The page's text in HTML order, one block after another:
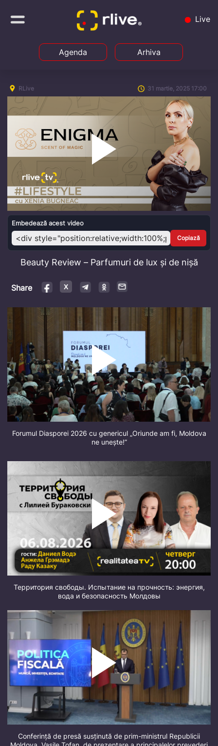
Live
Agenda Arhiva
RLive 31 martie, 2025 17:00
Play
Video
Embedează acest video
Copiază
Beauty Review – Parfumuri de lux și de nișă
Share
Forumul Diasporei 2026 cu genericul „Oriunde am fi, Moldova
ne unește!”
Территория свободы. Испытание на прочность: энергия,
вода и безопасность Молдовы
Conferință de presă susținută de prim-ministrul Republicii